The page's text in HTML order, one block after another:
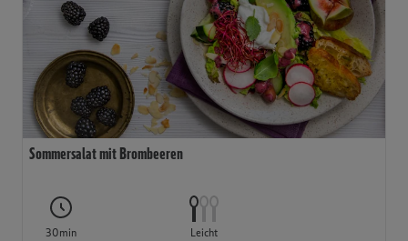
Sommersalat mit Brombeeren
30min Leicht